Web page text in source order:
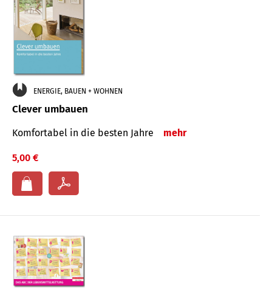
ENERGIE, BAUEN + WOHNEN
Clever umbauen
Komfortabel in die besten Jahre mehr
5,00 €